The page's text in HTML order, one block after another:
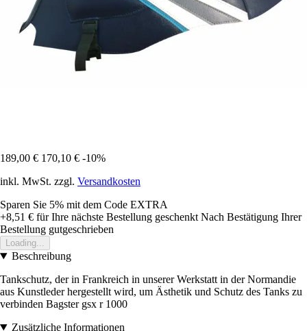
189,00 € 170,10 € -10%
inkl. MwSt. zzgl. Versandkosten
Sparen Sie 5% mit dem Code EXTRA
+8,51 € für Ihre nächste Bestellung geschenkt Nach Bestätigung Ihrer
Bestellung gutgeschrieben
Loading...
Beschreibung
Tankschutz, der in Frankreich in unserer Werkstatt in der Normandie
aus Kunstleder hergestellt wird, um Ästhetik und Schutz des Tanks zu
verbinden Bagster gsx r 1000
Zusätzliche Informationen